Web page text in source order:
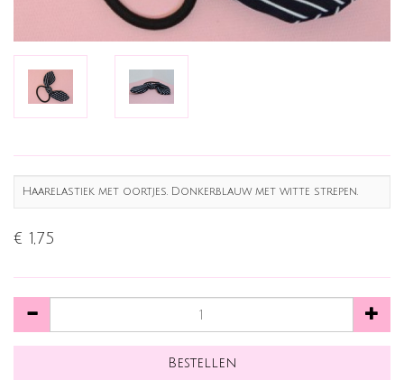
Haarelastiek met oortjes. Donkerblauw met witte strepen.
€ 1,75